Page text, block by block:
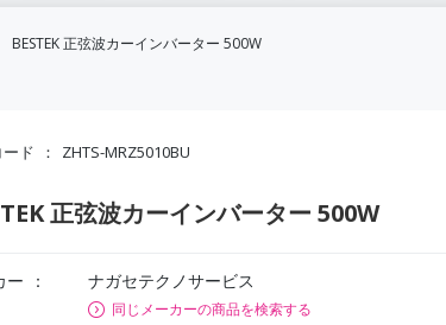
BESTEK 正弦波カーインバーター 500W
ド ZHTS-MRZ5010BU
正弦波カーインバーター 500W
ー ナガセテクノサービス
同じメーカーの商品を検索する